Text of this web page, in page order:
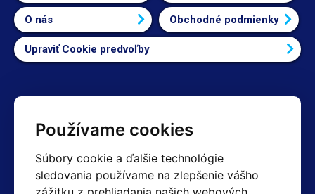
Používame cookies
Súbory cookie a ďalšie technológie
sledovania používame na zlepšenie vášho
O nás Obchodné podmienky
Upraviť Cookie predvoľby
Kontakty
+420 603 357 606 +420 605 234 204
info@hotair.cz